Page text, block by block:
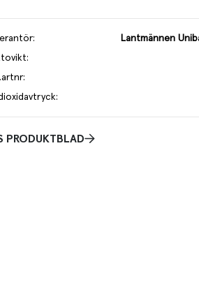
:
Lantmännen
:
:
:
PRODUKTBLAD